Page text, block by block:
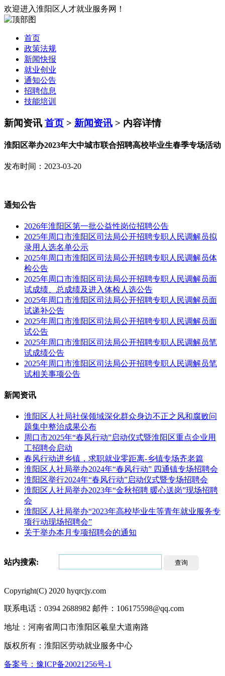
欢迎进入淮阳区人才就业服务网！
首页
政策法规
新闻快报
就业创业
通知公告
招聘信息
技能培训
新闻资讯 首页 > 新闻资讯 > 内容详情
淮阳区举办2023年大中城市联合招聘高校毕业生春季专场活动
发布时间：2023-03-20
通知公告
2026年淮阳区第一批公益性岗位招聘公告
2025年周口市淮阳区司法局公开招聘专职人民调解员拟
录用人选名单公示
2025年周口市淮阳区司法局公开招聘专职人民调解员体
检公告
2025年周口市淮阳区司法局公开招聘专职人民调解员面
试成绩、总成绩及进入体检人选公告
2025年周口市淮阳区司法局公开招聘专职人民调解员面
试递补公告
2025年周口市淮阳区司法局公开招聘专职人民调解员面
试公告
2025年周口市淮阳区司法局公开招聘专职人民调解员笔
试成绩公告
2025年周口市淮阳区司法局公开招聘专职人民调解员笔
试相关事项公告
新闻资讯
淮阳区人社局社保领域深化群众身边不正之风和腐败问
题集中整治成果公布
周口市2025年“春风行动”启动仪式暨淮阳区重点企业用
工招聘会启动
春风行动进乡镇，求职就业零距离-乡镇专场齐老篇
淮阳区人社局举办2024年“春风行动” 四通镇专场招聘会
淮阳区举行2024年“春风行动”启动仪式暨专场招聘会
淮阳区人社局举办2023年“金秋招聘 暖心送岗”现场招聘
会
淮阳区人社局举办“2023年高校毕业生等青年就业服务专
项行动现场招聘会”
关于举办本月专项招聘会的通知
站内搜索: 查询
Copyright(C) 2020 hyqrcjy.com
联系电话：0394 2688982 邮件：106175598@qq.com
地址：河南省周口市淮阳区羲皇大道南路
版权所有：淮阳区劳动就业服务中心
备案号：豫ICP备20021256号-1